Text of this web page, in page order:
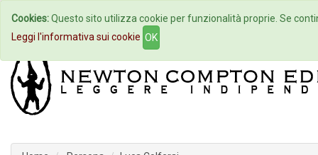
Home Autori Eventi
Cookies:Questo sito utilizza cookie per funzionalità proprie. Se
Leggi l'informativa sui cookie OK